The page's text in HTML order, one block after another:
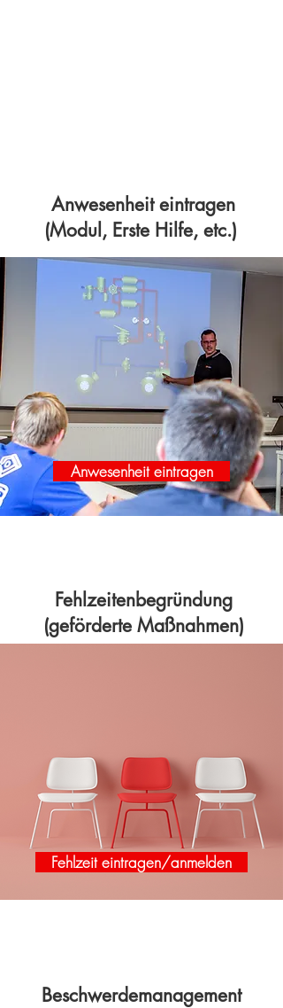
Anwesenheit eintragen
Fehlzeitenbegründung
(geförderte Maßnahmen)
Fehlzeit eintragen/anmelden
Beschwerdemanagement
Anwesenheit eintragen
(Modul, Erste Hilfe, etc.)